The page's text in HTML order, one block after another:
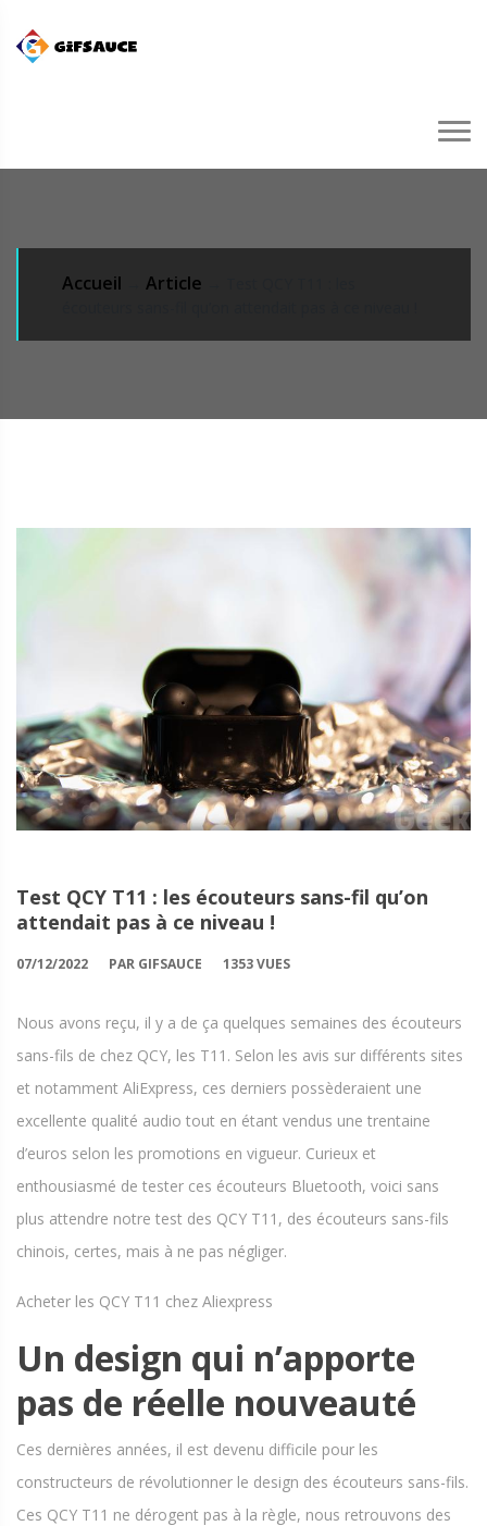
Accueil Article
Test QCY T11 : les écouteurs sans-fil qu’on
attendait pas à ce niveau !
07/12/2022 PAR GIFSAUCE 1353 VUES
Nous avons reçu, il y a de ça quelques semaines des écouteurs
sans-fils de chez QCY, les T11. Selon les avis sur différents sites
et notamment AliExpress, ces derniers possèderaient une
excellente qualité audio tout en étant vendus une trentaine
d’euros selon les promotions en vigueur. Curieux et
enthousiasmé de tester ces écouteurs Bluetooth, voici sans
plus attendre notre test des QCY T11, des écouteurs sans-fils
chinois, certes, mais à ne pas négliger.
Acheter les QCY T11 chez Aliexpress
Un design qui n’apporte
pas de réelle nouveauté
Ces dernières années, il est devenu difficile pour les
constructeurs de révolutionner le design des écouteurs sans-fils.
Ces QCY T11 ne dérogent pas à la règle, nous retrouvons des